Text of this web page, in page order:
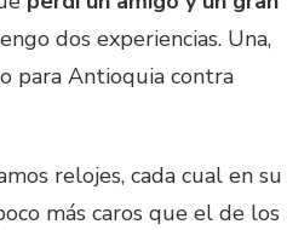
dos experiencias. Una,
para Antioquia contra
relojes, cada cual en su
más caros que el de los